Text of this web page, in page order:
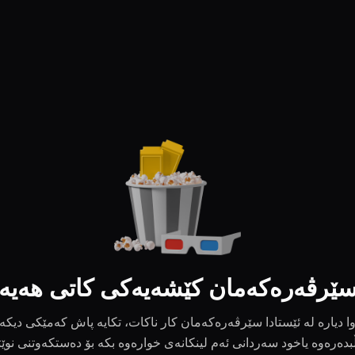
کێشەیەکی کاتی
وا دیارە لە ئێستادا سێرڤەرەکەمان کار ناکات، تکایە پاش کەمێکی دیکە
یاخود سەردانی ئەم لینکانەی خوارەوە بکە بۆ دەستکەوتنی